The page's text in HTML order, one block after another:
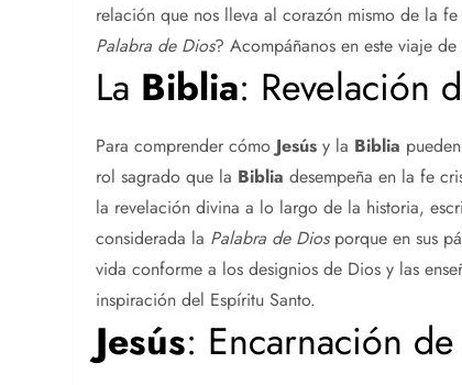
relación que nos lleva al corazón mismo de la
Palabra de Dios? Acompáñanos en este viaje
La Biblia: Revelación
Para comprender cómo Jesús y la Biblia
rol sagrado que la Biblia desempeña en la fe
la revelación divina a lo largo de la historia,
considerada la Palabra de Diosporque en sus
vida conforme a los designios de Dios y las
inspiración del Espíritu Santo.
Jesús: Encarnación